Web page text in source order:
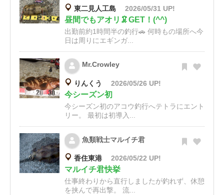
東二見人工島 2026/05/31 UP!
昼間でもアオリ🦑GET！(^^)
出勤前約1時間半の釣行🚗 何時もの場所へ今
日は周りにエギンガ...
Mr.Crowley
りんくう 2026/05/26 UP!
今シーズン初
今シーズン初のアコウ釣行へテトラにエント
リー。 最初は初導入...
魚類戦士マルイチ君
香住東港 2026/05/22 UP!
マルイチ君快挙
仕事終わりから直行しましたが釣れず、休憩
を挟んで再出撃。 流...